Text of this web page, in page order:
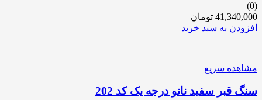
(0)
41,340,000 تومان
افزودن به سبد خرید
مشاهده سریع
سنگ قبر سفید نانو درجه یک کد 202